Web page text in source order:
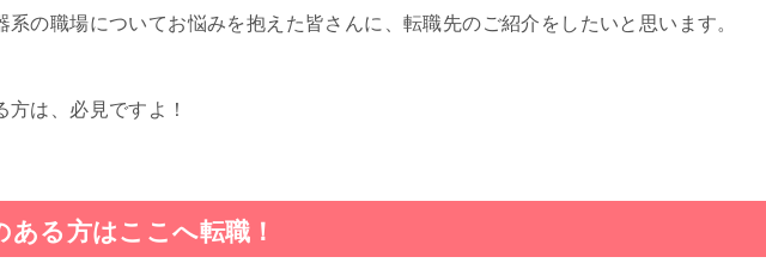
系の職場についてお悩みを抱えた皆さんに、転職先のご紹介をしたいと思います。
は、必見ですよ！
る方はここへ転職！